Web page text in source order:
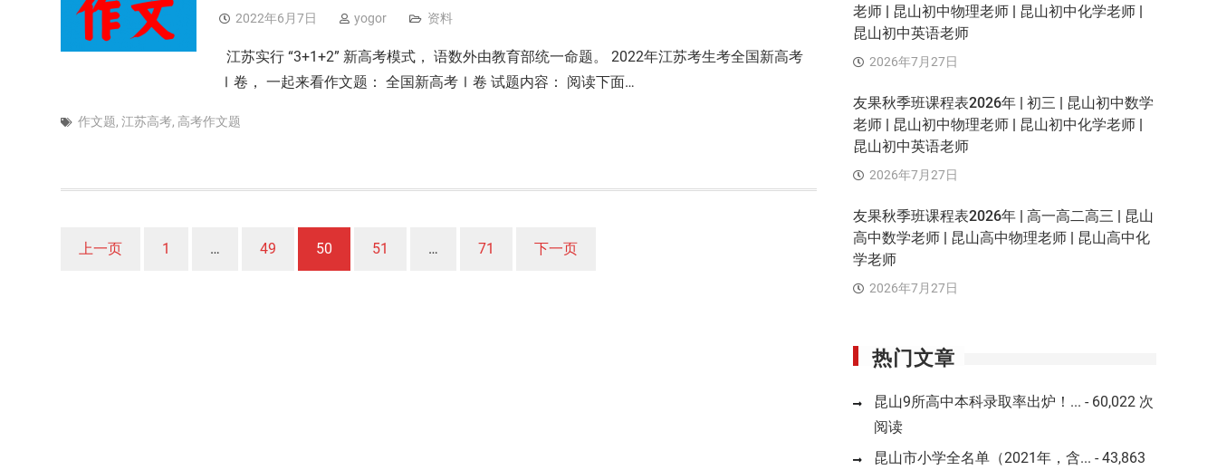
2022年6月7日 yogor 资料
江苏实行 “3+1+2” 新高考模式， 语数外由教育部统一命题。 2022年江苏考生考全国新高考
Ⅰ卷， 一起来看作文题： 全国新高考Ⅰ卷 试题内容： 阅读下面…
作文题, 江苏高考, 高考作文题
文
上一页 1 … 49 50 51 … 71 下一页
老师 | 昆山初中物理老师 | 昆山初中化学老师 |
昆山初中英语老师
2026年7月27日
友果秋季班课程表2026年 | 初三 | 昆山初中数学
老师 | 昆山初中物理老师 | 昆山初中化学老师 |
昆山初中英语老师
2026年7月27日
友果秋季班课程表2026年 | 高一高二高三 | 昆山
高中数学老师 | 昆山高中物理老师 | 昆山高中化
学老师
2026年7月27日
热门文章
昆山9所高中本科录取率出炉！... - 60,022 次
阅读
昆山市小学全名单（2021年，含... - 43,863